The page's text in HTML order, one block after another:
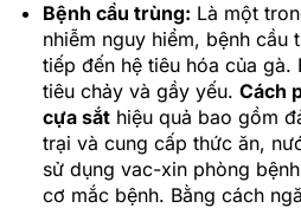
Bệnh cầu trùng: Là một
nhiễm nguy hiểm, bệnh cầu
tiếp đến hệ tiêu hóa của gà.
tiêu chảy và gầy yếu. Cách
cựa sắthiệu quả bao gồm
trại và cung cấp thức ăn,
sử dụng vac-xin phòng
cơ mắc bệnh. Bằng cách